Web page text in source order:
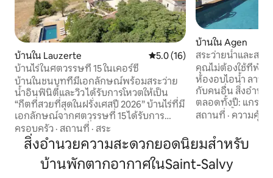
บ้านใน Lauzerte คะแนนเฉลี่ย 5.0 จาก 5, 16 รีวิว
5.0 (16)
บ้านไร่ในศตวรรษที่ 15 ในเคอร์ซี
บ้านในชนบทที่มีเอกลักษณ์พร้อมสระว่าย
น้ำอินฟินิตี้และวิว ได้รับการโหวตให้เป็น
“กีตที่สวยที่สุดในฝรั่งเศสปี 2026” บ้านไร่ที่มี
เอกลักษณ์จากศตวรรษที่ 15 ได้รับการ
ปรับปรุงอย่างเต็มที่ในปี 2025 ผสมผสาน
ความเป็นของจริง วัสดุชั้นดี และความ
สะดวกสบายระดับไฮเอนด์ ห้องสวีท 4 ห้อง
แต่ละห้องมีห้องน้ำ/ห้องสุขา ส่วนตัว เครื่อง
ครอบครัว · สถานที่ · สระ
บ้านใน Agen
สระว่ายน้ำและสป
เห็น Sky House
คุณไม่ต้องใช้ที่พักทั้
ห้องอบไอน้ำ ลานบ้
กับคนอื่น สิ่งอำนว
ตลอดทั้งปี: แกรน
° ปรับได้ตั้งแต่ 30°
ระเบียงที่ไม่มีใคร
ความยาว 14 เมต
เดือนพฤษภาคมถึ
ราคาที่แสดงรวม
ค่าผ้าปูที่นอน ผ้าข
สถานที่ · ความคุ้ม
สิ่งอำนวยความสะดวกยอดนิยมสำหรับ
บ้านพักตากอากาศในSaint-Salvy